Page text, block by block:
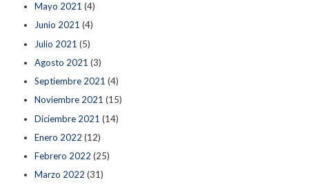
Mayo 2021 (4)
Junio 2021 (4)
Julio 2021 (5)
Agosto 2021 (3)
Septiembre 2021 (4)
Noviembre 2021 (15)
Diciembre 2021 (14)
Enero 2022 (12)
Febrero 2022 (25)
Marzo 2022 (31)